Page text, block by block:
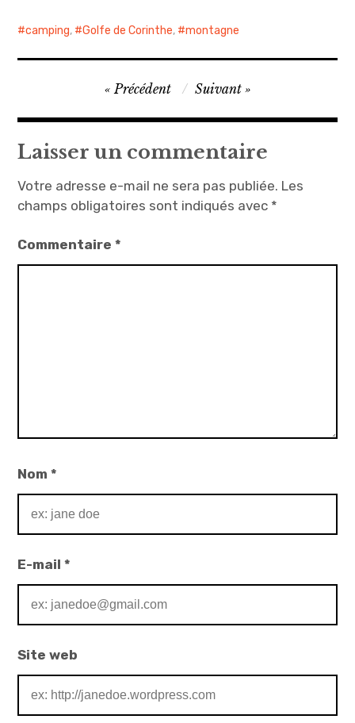
camping, Golfe de Corinthe, montagne
Navigation
de
l’article
Précédent Suivant
Laisser un commentaire
Votre adresse e-mail ne sera pas publiée. Les
champs obligatoires sont indiqués avec *
Commentaire*
Nom*
E-mail*
Site web